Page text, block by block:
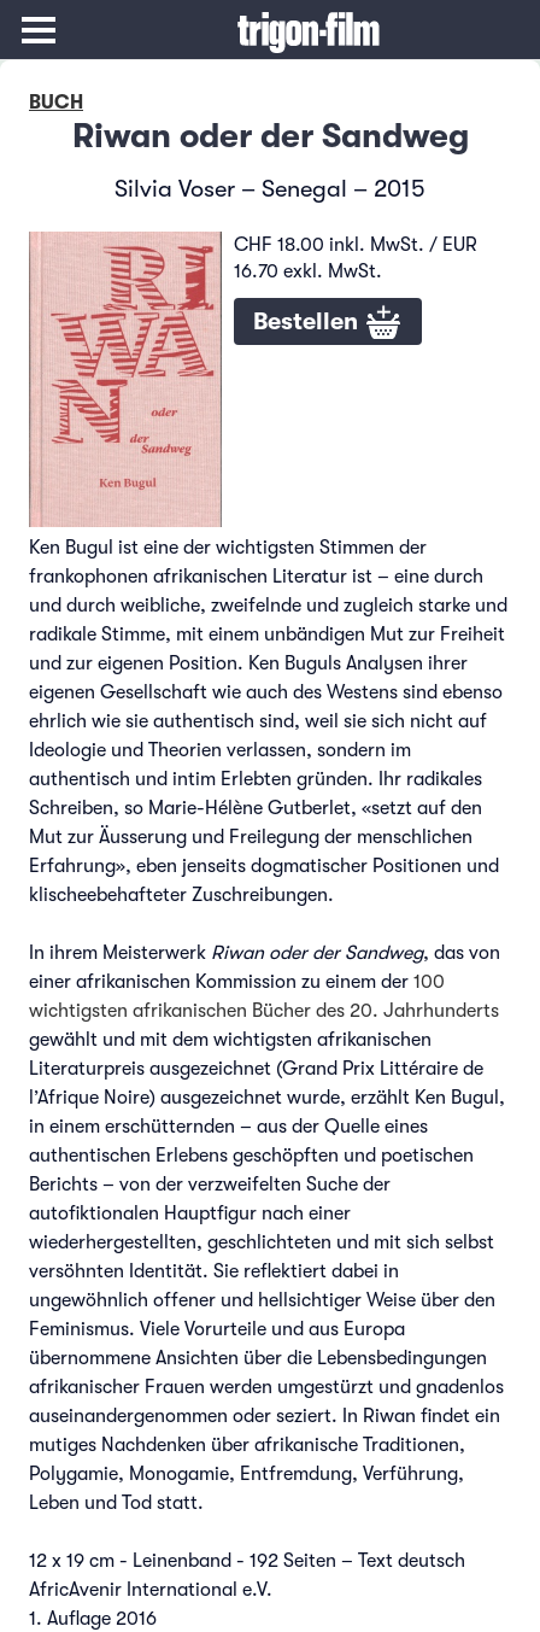
BUCH
Riwan oder der Sandweg
Silvia Voser – Senegal – 2015
CHF 18.00 inkl. MwSt. / EUR
16.70 exkl. MwSt.
Bestellen
Ken Bugul ist eine der wichtigsten Stimmen der
frankophonen afrikanischen Literatur ist – eine durch
und durch weibliche, zweifelnde und zugleich starke und
radikale Stimme, mit einem unbändigen Mut zur Freiheit
und zur eigenen Position. Ken Buguls Analysen ihrer
eigenen Gesellschaft wie auch des Westens sind ebenso
ehrlich wie sie authentisch sind, weil sie sich nicht auf
Ideologie und Theorien verlassen, sondern im
authentisch und intim Erlebten gründen. Ihr radikales
Schreiben, so Marie-Hélène Gutberlet, «setzt auf den
Mut zur Äusserung und Freilegung der menschlichen
Erfahrung», eben jenseits dogmatischer Positionen und
klischeebehafteter Zuschreibungen.
In ihrem Meisterwerk Riwan oder der Sandweg, das von
einer afrikanischen Kommission zu einem der 100
wichtigsten afrikanischen Bücher des 20. Jahrhunderts
gewählt und mit dem wichtigsten afrikanischen
Literaturpreis ausgezeichnet (Grand Prix Littéraire de
l’Afrique Noire) ausgezeichnet wurde, erzählt Ken Bugul,
in einem erschütternden – aus der Quelle eines
authentischen Erlebens geschöpften und poetischen
Berichts – von der verzweifelten Suche der
autofiktionalen Hauptfigur nach einer
wiederhergestellten, geschlichteten und mit sich selbst
versöhnten Identität. Sie reflektiert dabei in
ungewöhnlich offener und hellsichtiger Weise über den
Feminismus. Viele Vorurteile und aus Europa
übernommene Ansichten über die Lebensbedingungen
afrikanischer Frauen werden umgestürzt und gnadenlos
auseinandergenommen oder seziert. In Riwan findet ein
mutiges Nachdenken über afrikanische Traditionen,
Polygamie, Monogamie, Entfremdung, Verführung,
Leben und Tod statt.
12 x 19 cm - Leinenband - 192 Seiten – Text deutsch
AfricAvenir International e.V.
1. Auflage 2016